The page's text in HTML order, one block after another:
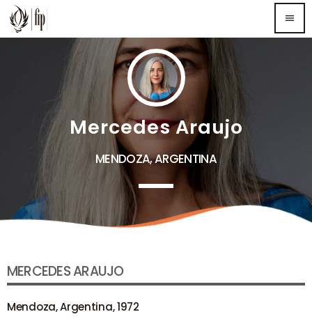
menu
TOP READING
Sorry, there is nothing for the moment.
MOST UPVOTEDMercedes Araujo
MENDOZA, ARGENTINA
MERCEDES ARAUJO
Mendoza, Argentina, 1972